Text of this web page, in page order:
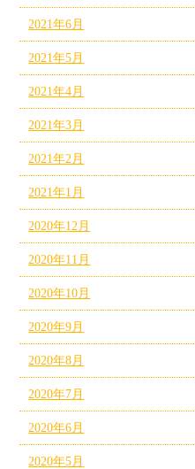
2021年6月
2021年5月
2021年4月
2021年3月
2021年2月
2021年1月
2020年12月
2020年11月
2020年10月
2020年9月
2020年8月
2020年7月
2020年6月
2020年5月